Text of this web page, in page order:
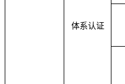
体系认证